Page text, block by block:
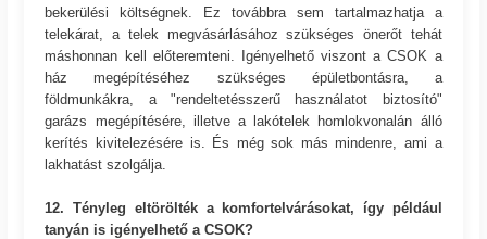
bekerülési költségnek. Ez továbbra sem tartalmazhatja a
telekárat, a telek megvásárlásához szükséges önerőt tehát
máshonnan kell előteremteni. Igényelhető viszont a CSOK a
ház megépítéséhez szükséges épületbontásra, a
földmunkákra, a "rendeltetésszerű használatot biztosító"
garázs megépítésére, illetve a lakótelek homlokvonalán álló
kerítés kivitelezésére is. És még sok más mindenre, ami a
lakhatást szolgálja.
12. Tényleg eltörölték a komfortelvárásokat, így például
tanyán is igényelhető a CSOK?